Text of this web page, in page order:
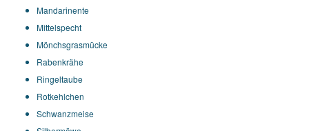
Mandarinente
Mittelspecht
Mönchsgrasmücke
Rabenkrähe
Ringeltaube
Rotkehlchen
Schwanzmeise